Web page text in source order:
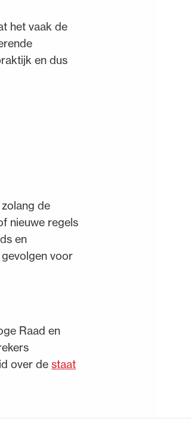
het vaak de
en dus
de
nieuwe regels
en
voor
Raad en
over destaat